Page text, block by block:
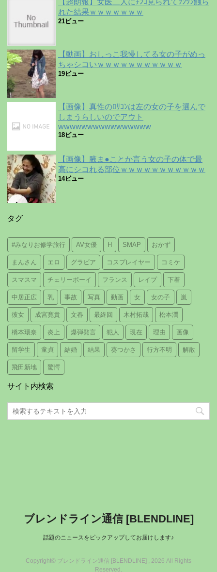
れた結果ｗｗｗｗｗｗｗ
21ビュー
【動画】おしっこ我慢してる女の子がめっ
ちゃシコいｗｗｗｗｗｗｗｗｗｗｗ
19ビュー
【画像】真性のﾛﾘｺﾝは左の女の子を選んで
しまうらしいのでアウト
wwwwwwwwwwwwwwww
18ビュー
【画像】腋ま●ことか言う女の子の体で最
高にシコれる部位ｗｗｗｗｗｗｗｗｗｗｗ
14ビュー
タグ
#みなりお修学旅行 AV女優 H SMAP おかず
まんさん エロ グラビア コスプレイヤー コミケ
スマスマ チェリーボーイ フランス レイプ 下着
中居正広 乳 事故 写真 動画 女 女の子 嵐
彼女 成宮寛貴 文春 最終回 木村拓哉 松本潤
橋本環奈 炎上 爆弾発言 犯人 現在 理由 画像
留学生 童貞 結婚 結果 葵つかさ 行方不明 解散
飛田新地 驚愕
サイト内検索
ブレンドライン通信 [BLENDLINE]
話題のニュースをピックアップしてお届けします♪
Copyright© ブレンドライン通信 [BLENDLINE] , 2026 All Rights
Reserved.